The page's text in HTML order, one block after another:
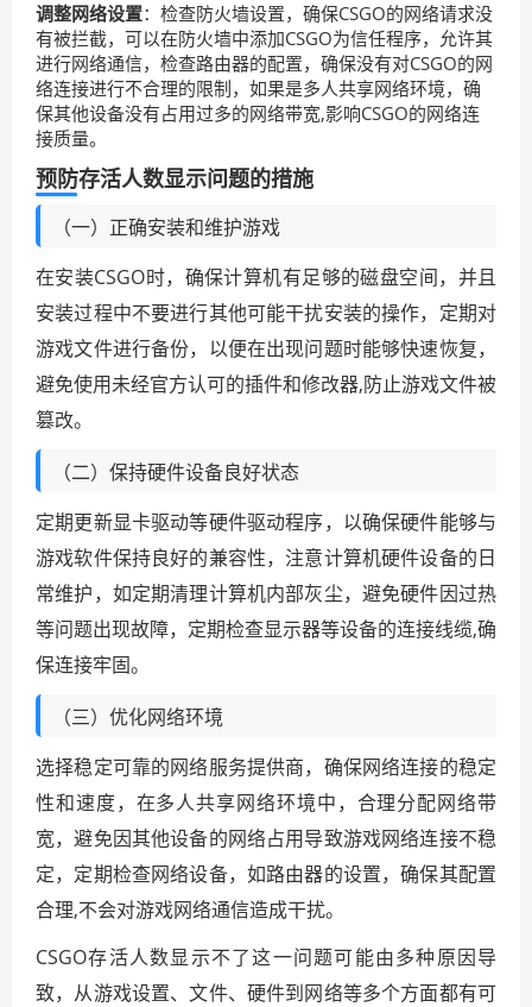
调整网络设置：检查防火墙设置，确保CSGO的网络请求没
有被拦截，可以在防火墙中添加CSGO为信任程序，允许其
进行网络通信，检查路由器的配置，确保没有对CSGO的网
络连接进行不合理的限制，如果是多人共享网络环境，确
保其他设备没有占用过多的网络带宽,影响CSGO的网络连
接质量。
预防存活人数显示问题的措施
（一）正确安装和维护游戏
在安装CSGO时，确保计算机有足够的磁盘空间，并且
安装过程中不要进行其他可能干扰安装的操作，定期对
游戏文件进行备份，以便在出现问题时能够快速恢复，
避免使用未经官方认可的插件和修改器,防止游戏文件被
篡改。
（二）保持硬件设备良好状态
定期更新显卡驱动等硬件驱动程序，以确保硬件能够与
游戏软件保持良好的兼容性，注意计算机硬件设备的日
常维护，如定期清理计算机内部灰尘，避免硬件因过热
等问题出现故障，定期检查显示器等设备的连接线缆,确
保连接牢固。
（三）优化网络环境
选择稳定可靠的网络服务提供商，确保网络连接的稳定
性和速度，在多人共享网络环境中，合理分配网络带
宽，避免因其他设备的网络占用导致游戏网络连接不稳
定，定期检查网络设备，如路由器的设置，确保其配置
合理,不会对游戏网络通信造成干扰。
CSGO存活人数显示不了这一问题可能由多种原因导
致，从游戏设置、文件、硬件到网络等多个方面都有可